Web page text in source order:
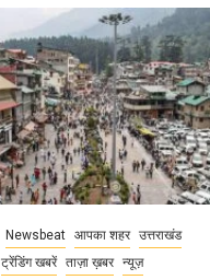
Newsbeat आपका शहर उत्तराखंड
ट्रेंडिंग खबरें ताज़ा ख़बर न्यूज़